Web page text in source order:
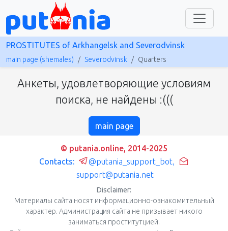
PROSTITUTES of Arkhangelsk and Severodvinsk
main page (shemales) Severodvinsk Quarters
Анкеты, удовлетворяющие условиям
поиска, не найдены :(((
main page
© putania.online, 2014-2025
Contacts:
@putania_support_bot,
support@putania.net
Disclaimer:
Материалы сайта носят информационно-ознакомительный
характер. Администрация сайта не призывает никого
заниматься проститутцией.